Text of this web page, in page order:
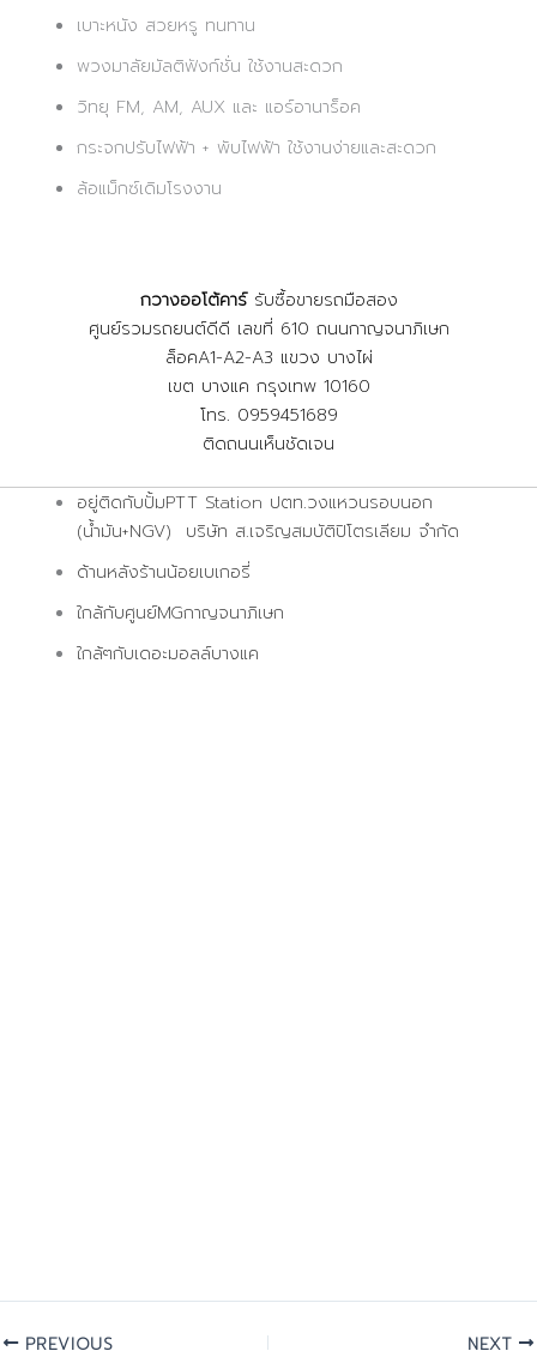
เบาะหนัง สวยหรู ทนทาน
พวงมาลัยมัลติฟังก์ชั่น ใช้งานสะดวก
วิทยุ FM, AM, AUX และ แอร์อานาร็อค
กระจกปรับไฟฟ้า + พับไฟฟ้า ใช้งานง่ายและสะดวก
ล้อแม็กซ์เดิมโรงงาน
กวางออโต้คาร์รับซื้อขายรถมือสอง
ศูนย์รวมรถยนต์ดีดี เลขที่ 610 ถนนกาญจนาภิเษก
ล็อคA1-A2-A3 แขวง บางไผ่
เขต บางแค กรุงเทพ 10160
โทร. 0959451689
ติดถนนเห็นชัดเจน
อยู่ติดกับปั้มPTT Station ปตท.วงแหวนรอบนอก
(น้ำมัน+NGV) บริษัท ส.เจริญสมบัติปิโตรเลียม จำกัด
ด้านหลังร้านน้อยเบเกอรี่
ใกล้กับศูนย์MGกาญจนาภิเษก
ใกล้ๆกับเดอะมอลล์บางแค
PREVIOUS NEXT